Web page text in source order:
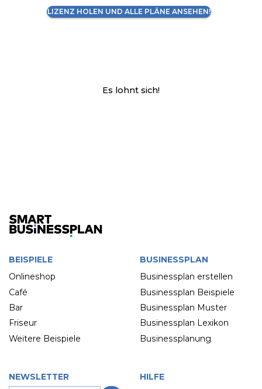
LIZENZ HOLEN UND ALLE PLÄNE ANSEHEN!
Es lohnt sich!
BEISPIELE
Onlineshop
Café
Bar
Friseur
Weitere Beispiele
BUSINESSPLAN
Businessplan erstellen
Businessplan Beispiele
Businessplan Muster
Businessplan Lexikon
Businessplanung
NEWSLETTER
HILFE